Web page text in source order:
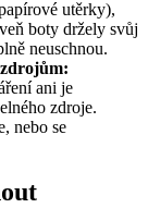
utěrky),
boty držely svůj
neuschnou.
ani je
zdroje.
nebo se